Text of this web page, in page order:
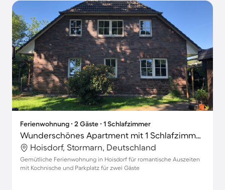
Ferienwohnung ∙ 2 Gäste ∙ 1 Schlafzimmer
Wunderschönes Apartment mit 1 Schlafzimmer für 2 Personen
Hoisdorf, Stormarn, Deutschland
Gemütliche Ferienwohnung in Hoisdorf für romantische Auszeiten
mit Kochnische und Parkplatz für zwei Gäste